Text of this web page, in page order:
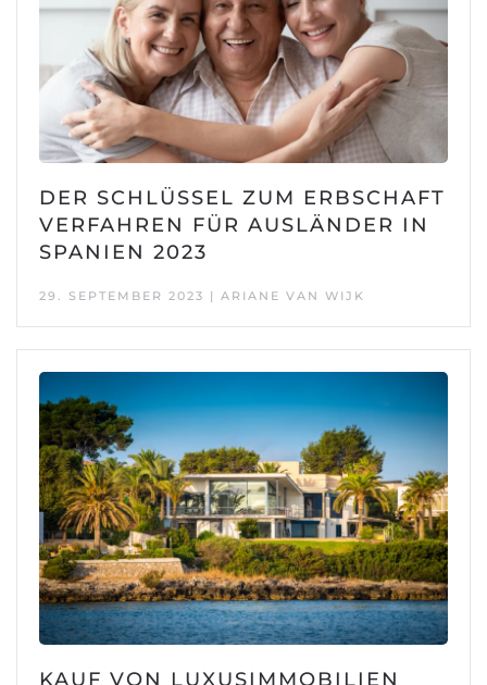
DER SCHLÜSSEL ZUM ERBSCHAFT
VERFAHREN FÜR AUSLÄNDER IN
SPANIEN 2023
29. SEPTEMBER 2023 | ARIANE VAN WIJK
KAUF VON LUXUSIMMOBILIEN